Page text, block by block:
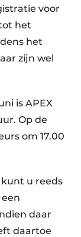
voor
het
het
zijn wel
is APEX
Op de
om 17.00
u reeds
daar
daartoe